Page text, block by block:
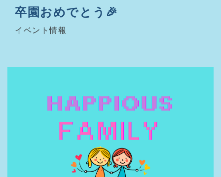
卒園おめでとう🎉
イベント情報